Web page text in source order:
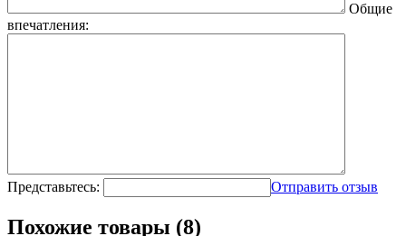
Общие
впечатления:
Представьтесь: Отправить отзыв
Похожие товары (8)